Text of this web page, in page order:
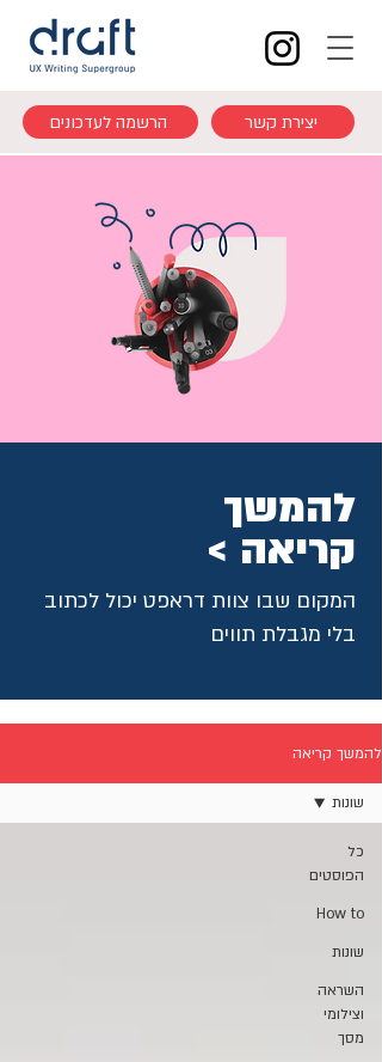
הרשמה לעדכונים יצירת קשר
להמשך
קריאה >
המקום שבו צוות דראפט יכול לכתוב
בלי מגבלת תווים
להמשך קריאה
כל
הפוסטים
How to
שונות
השראה
וצילומי
מסך
שונות